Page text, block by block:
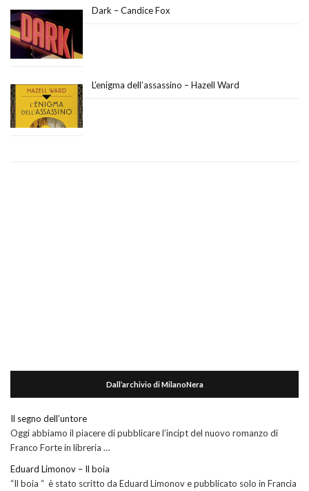
Dark – Candice Fox
L’enigma dell’assassino – Hazell Ward
Dall’archivio di MilanoNera
Il segno dell’untore
Oggi abbiamo il piacere di pubblicare l’incipt del nuovo romanzo di
Franco Forte in libreria …
Eduard Limonov – Il boia
“Il boia “ è stato scritto da Eduard Limonov e pubblicato solo in Francia